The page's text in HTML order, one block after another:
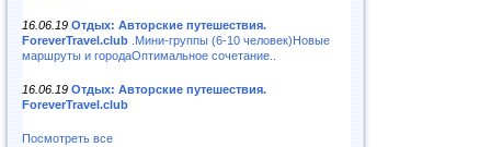
16.06.19 Отдых: Авторские путешествия.
ForeverTravel.club .Мини-группы (6-10 человек)Новые
маршруты и городаОптимальное сочетание..
16.06.19 Отдых: Авторские путешествия.
ForeverTravel.club
Посмотреть все